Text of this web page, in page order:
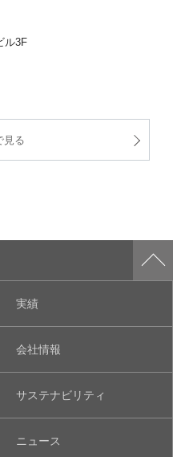
ル3F
見る
実績
会社情報
サステナビリティ
ニュース